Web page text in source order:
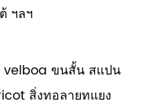
ฯลฯ
velboa ขนสั้น สแปน
สิ่งทอลายทแยง